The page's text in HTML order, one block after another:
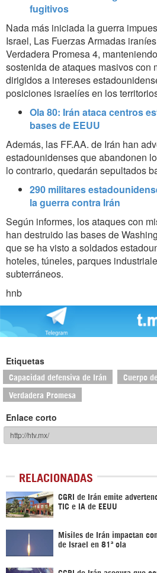
fugitivos
Nada más iniciada la guerra
Israel, Las Fuerzas Armadas
Verdadera Promesa 4,
sostenida de ataques masivos con
dirigidos a intereses
posiciones israelíes en los
Ola 80: Irán ataca centros
bases de EEUU
Además, las FF.AA. de Irán han
estadounidenses que abandonen
lo contrario, quedarán sepultados
290 militares
la guerra contra Irán
Según informes, los ataques con
han destruido las bases de
que se ha visto a soldados
hoteles, túneles, parques
subterráneos.
hnb
Etiquetas
Capacidad defensiva de Irán Cuerpo
Verdadera Promesa
Enlace corto
RELACIONADAS
CGRI de Irán emite
TIC e IA de EEUU
Misiles de Irán impactan
de Israel en 81ª ola
CGRI de Irán asegura que